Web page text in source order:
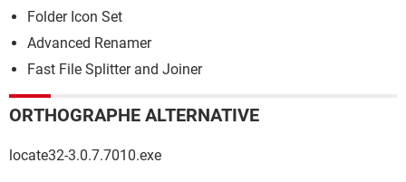
Folder Icon Set
Advanced Renamer
Fast File Splitter and Joiner
ORTHOGRAPHE ALTERNATIVE
locate32-3.0.7.7010.exe